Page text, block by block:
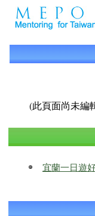
(此頁面尚未編
宜蘭一日遊